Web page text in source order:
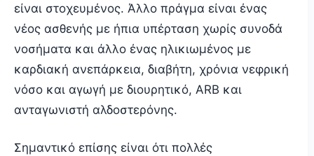
είναι στοχευμένος. Άλλο πράγμα είναι ένας
νέος ασθενής με ήπια υπέρταση χωρίς συνοδά
νοσήματα και άλλο ένας ηλικιωμένος με
καρδιακή ανεπάρκεια, διαβήτη, χρόνια νεφρική
νόσο και αγωγή με διουρητικό, ARB και
ανταγωνιστή αλδοστερόνης.
Σημαντικό επίσης είναι ότι πολλές